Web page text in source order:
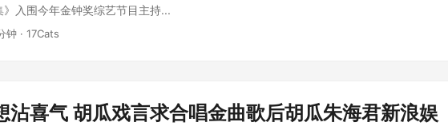
入围今年金钟奖综艺节目主持...
钟 · 17Cats
沾喜气 胡瓜戏言求合唱金曲歌后胡瓜朱海君新浪娱